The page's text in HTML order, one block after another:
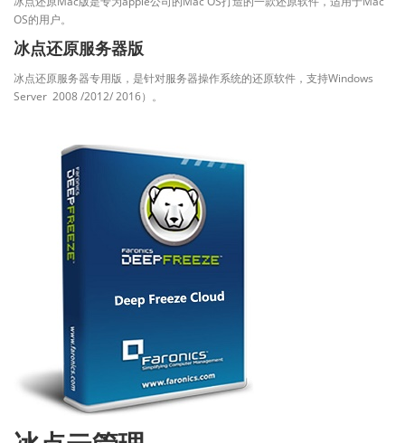
OS的用户。
冰点还原服务器版
冰点还原服务器专用版，是针对服务器操作系统的还原软件，支持Windows
Server 2008 /2012/ 2016）。